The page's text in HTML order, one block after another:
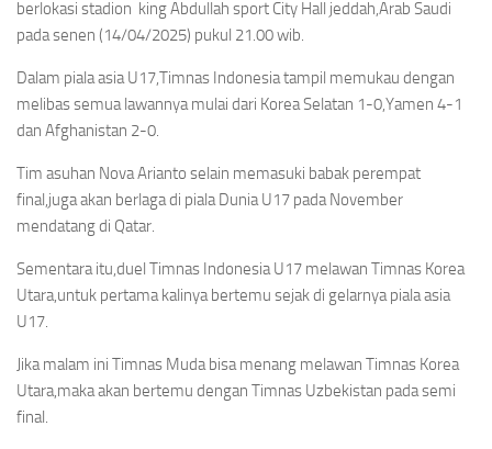
berlokasi stadion king Abdullah sport City Hall jeddah,Arab Saudi
pada senen (14/04/2025) pukul 21.00 wib.
Dalam piala asia U17,Timnas Indonesia tampil memukau dengan
melibas semua lawannya mulai dari Korea Selatan 1-0,Yamen 4-1
dan Afghanistan 2-0.
Tim asuhan Nova Arianto selain memasuki babak perempat
final,juga akan berlaga di piala Dunia U17 pada November
mendatang di Qatar.
Sementara itu,duel Timnas Indonesia U17 melawan Timnas Korea
Utara,untuk pertama kalinya bertemu sejak di gelarnya piala asia
U17.
Jika malam ini Timnas Muda bisa menang melawan Timnas Korea
Utara,maka akan bertemu dengan Timnas Uzbekistan pada semi
final.